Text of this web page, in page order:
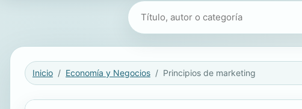
Buscar libros
Inicio Economía y Negocios Principios de marketing